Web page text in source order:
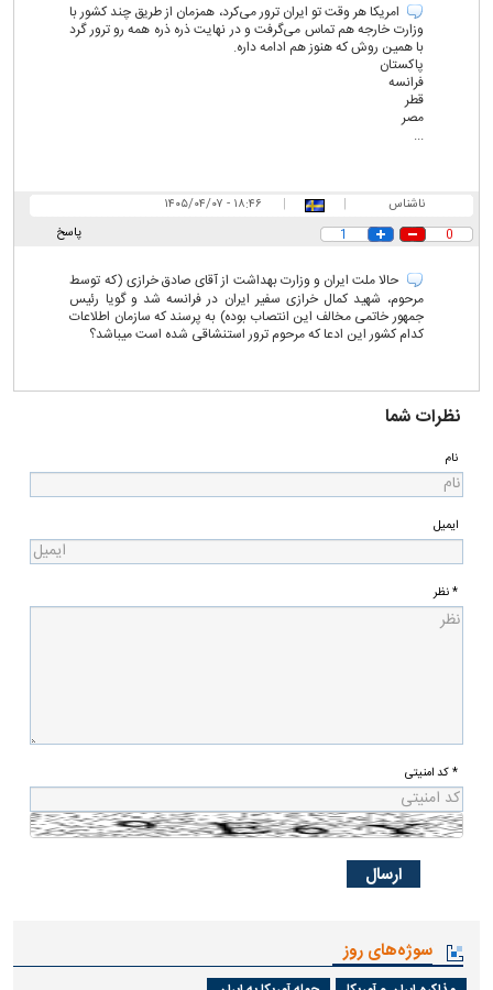
امریکا هر وقت تو ایران ترور می‌کرد، همزمان از طریق چند کشور با
وزارت خارجه هم تماس می‌گرفت و در نهایت ذره ذره همه رو ترور گرد
با همین روش که هنوز هم ادامه داره.
پاکستان
فرانسه
قطر
مصر
...
ناشناس |
|
۱۸:۴۶ - ۱۴۰۵/۰۴/۰۷
پاسخ
0
1
حالا ملت ایران و وزارت بهداشت از آقای صادق خرازی (که توسط
مرحوم، شهید کمال خرازی سفیر ایران در فرانسه شد و گویا رئیس
جمهور خاتمی مخالف این انتصاب بوده) به پرسند که سازمان اطلاعات
کدام کشور این ادعا که مرحوم ترور استنشاقی شده است میباشد؟
نظرات شما
نام
ایمیل
* نظر
* کد امنیتی
سوژه‌های روز